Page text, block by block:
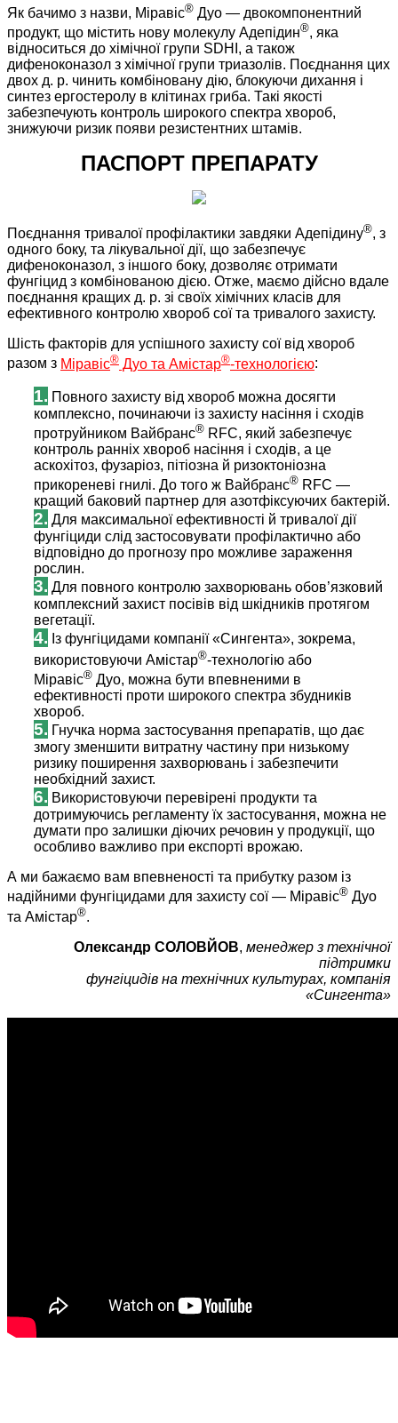
Як бачимо з назви, Міравіс® Дуо — двокомпонентний
продукт, що містить нову молекулу Адепідин®, яка
відноситься до хімічної групи SDHI, а також
дифеноконазол з хімічної групи триазолів. Поєднання цих
двох д. р. чинить комбіновану дію, блокуючи дихання і
синтез ергостеролу в клітинах гриба. Такі якості
забезпечують контроль широкого спектра хвороб,
знижуючи ризик появи резистентних штамів.
ПАСПОРТ ПРЕПАРАТУ
Поєднання тривалої профілактики завдяки Адепідину®, з
одного боку, та лікувальної дії, що забезпечує
дифеноконазол, з іншого боку, дозволяє отримати
фунгіцид з комбінованою дією. Отже, маємо дійсно вдале
поєднання кращих д. р. зі своїх хімічних класів для
ефективного контролю хвороб сої та тривалого захисту.
Шість факторів для успішного захисту сої від хвороб
разом з Міравіс® Дуо та Амістар®-технологією:
1. Повного захисту від хвороб можна досягти
комплексно, починаючи із захисту насіння і сходів
протруйником Вайбранс® RFC, який забезпечує
контроль ранніх хвороб насіння і сходів, а це
аскохітоз, фузаріоз, пітіозна й ризоктоніозна
прикореневі гнилі. До того ж Вайбранс® RFC —
кращий баковий партнер для азотфіксуючих бактерій.
2. Для максимальної ефективності й тривалої дії
фунгіциди слід застосовувати профілактично або
відповідно до прогнозу про можливе зараження
рослин.
3. Для повного контролю захворювань обов’язковий
комплексний захист посівів від шкідників протягом
вегетації.
4. Із фунгіцидами компанії «Сингента», зокрема,
використовуючи Амістар®-технологію або
Міравіс® Дуо, можна бути впевненими в
ефективності проти широкого спектра збудників
хвороб.
5. Гнучка норма застосування препаратів, що дає
змогу зменшити витратну частину при низькому
ризику поширення захворювань і забезпечити
необхідний захист.
6. Використовуючи перевірені продукти та
дотримуючись регламенту їх застосування, можна не
думати про залишки діючих речовин у продукції, що
особливо важливо при експорті врожаю.
А ми бажаємо вам впевненості та прибутку разом із
надійними фунгіцидами для захисту сої — Міравіс® Дуо
та Амістар®.
Олександр СОЛОВЙОВ, менеджер з технічної
підтримки
фунгіцидів на технічних культурах, компанія
«Сингента»